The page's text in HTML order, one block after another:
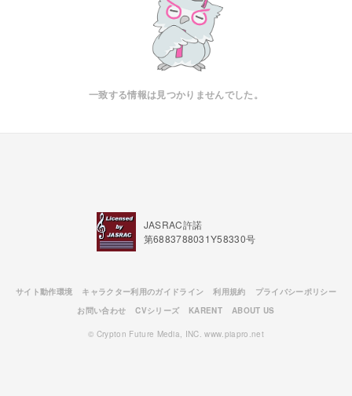
一致する情報は見つかりませんでした。
JASRAC許諾
第6883788031Y58330号
サイト動作環境 キャラクター利用のガイドライン 利用規約
プライバシーポリシー
お問い合わせ
CVシリーズ KARENT ABOUT US
© Crypton Future Media, INC. www.piapro.net